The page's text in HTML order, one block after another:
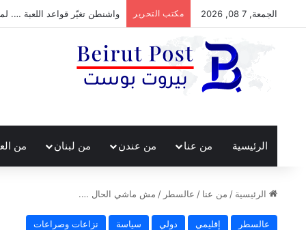
الجمعة, 7 08, 2026 مكتب التحرير واشنطن تغيّر قواعد اللعبة ….
الرئيسية من عنا من عندن من لبنان من
الرئيسية / من عنا / عالسطر / مش ماشي الحال ….
عالسطر إقليمي دولي سياسة نزاعات وصراعات